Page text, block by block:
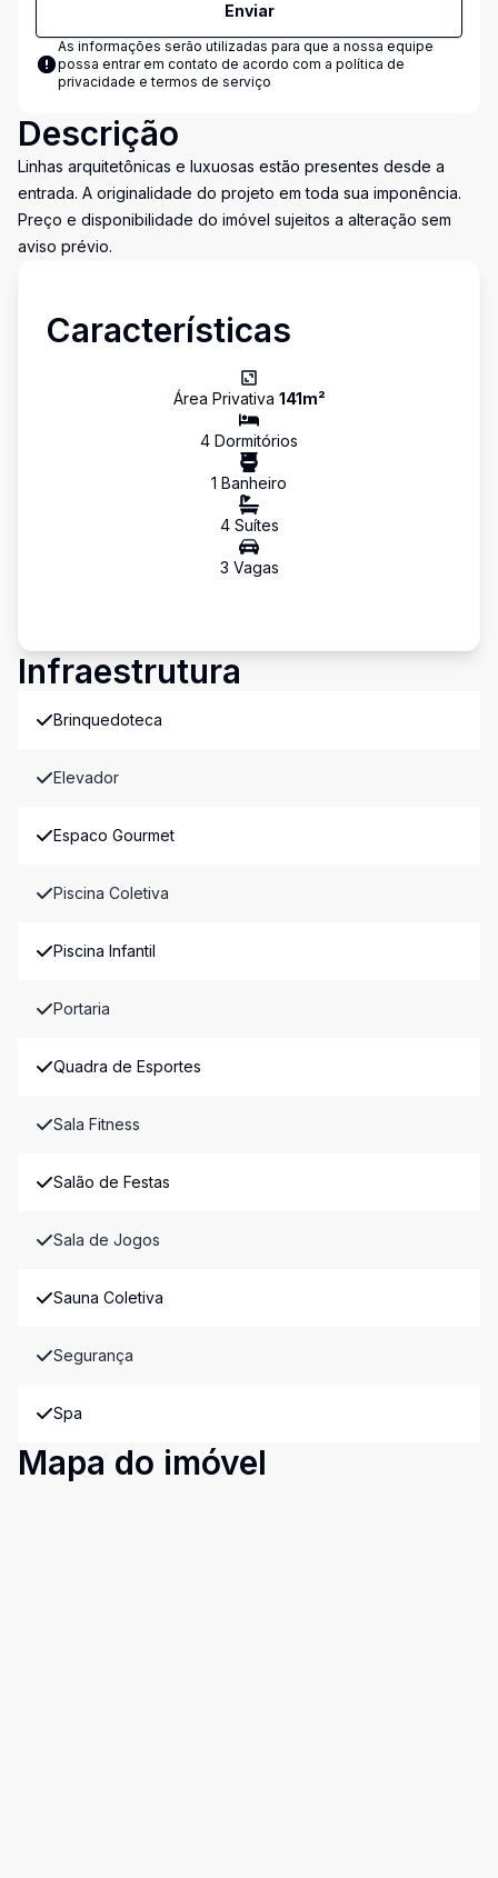
Enviar
As informações serão utilizadas para que a nossa equipe
possa entrar em contato de acordo com a política de
privacidade e termos de serviço
Descrição
Linhas arquitetônicas e luxuosas estão presentes desde a
entrada. A originalidade do projeto em toda sua imponência.
Preço e disponibilidade do imóvel sujeitos a alteração sem
aviso prévio.
Características
Área Privativa 141m²
4 Dormitórios
1 Banheiro
4Suítes
3 Vagas
Infraestrutura
Brinquedoteca
Elevador
Espaco Gourmet
Piscina Coletiva
Piscina Infantil
Portaria
Quadra de Esportes
Sala Fitness
Salão de Festas
Sala de Jogos
Sauna Coletiva
Segurança
Spa
Mapa do imóvel